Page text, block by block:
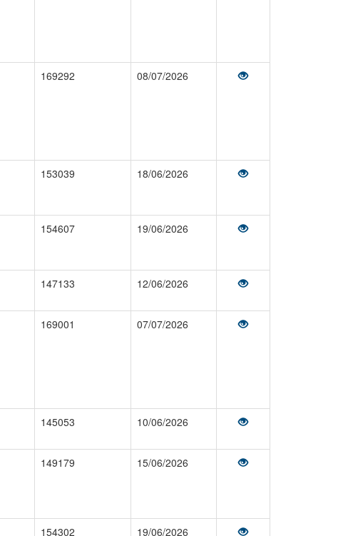
169292 08/07/2026
153039 18/06/2026
154607 19/06/2026
147133 12/06/2026
169001 07/07/2026
145053 10/06/2026
149179 15/06/2026
154302 19/06/2026